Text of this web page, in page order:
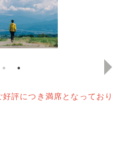
評につき満席となっており